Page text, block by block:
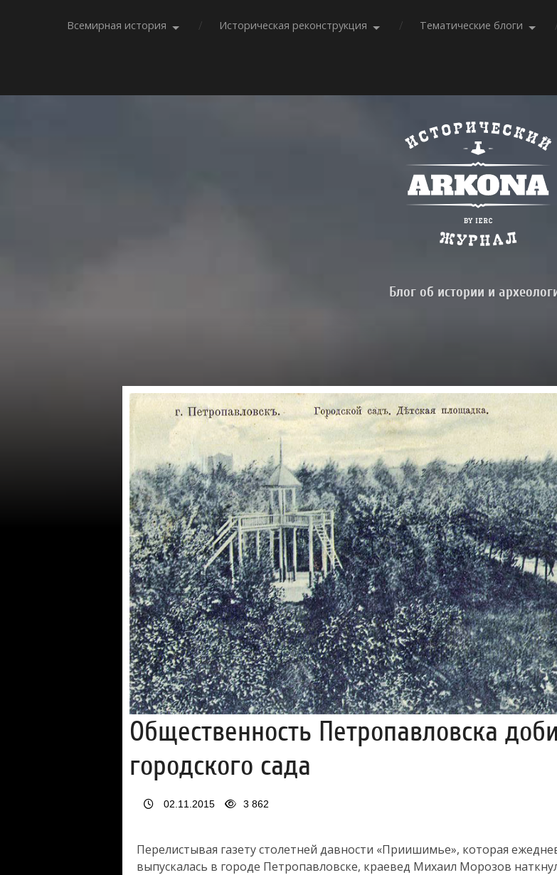
Всемирная история Историческая реконструкция Тематические блоги
Блог об истории и
Общественность Петропавловска
городского сада
02.11.2015 3 862
Перелистывая газету столетней давности «Приишимье», которая
выпускалась в городе Петропавловске, краевед Михаил Морозов